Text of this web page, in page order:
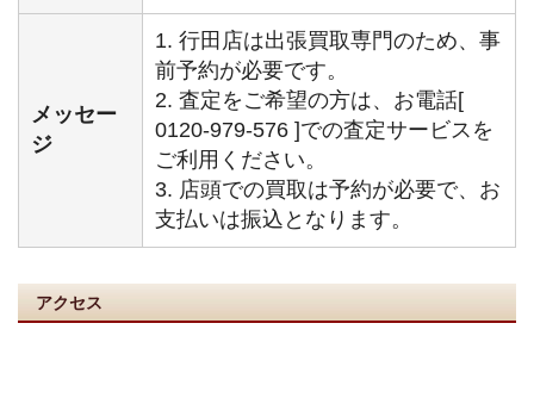
メッセー
ジ
1. 行田店は出張買取専門のため、事
前予約が必要です。
2. 査定をご希望の方は、お電話[
0120-979-576 ]での査定サービスを
ご利用ください。
3. 店頭での買取は予約が必要で、お
支払いは振込となります。
アクセス